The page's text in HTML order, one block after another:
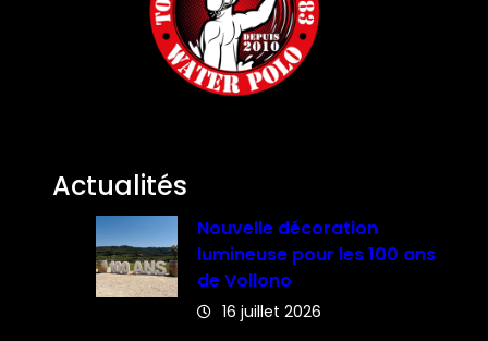
Actualités
Nouvelle décoration
lumineuse pour les 100 ans
de Vollono
16 juillet 2026